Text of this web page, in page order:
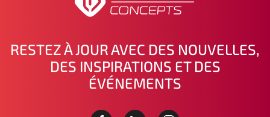
RESTEZ À JOUR AVEC DES NOUVELLES,
DES INSPIRATIONS ET DES
ÉVÉNEMENTS